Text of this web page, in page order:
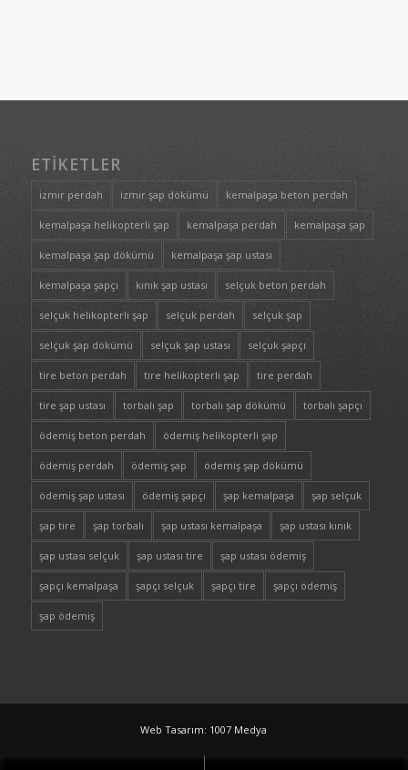
ETIKETLER
izmir perdah izmir şap dökümü kemalpaşa beton perdah
kemalpaşa helikopterli şap kemalpaşa perdah kemalpaşa şap
kemalpaşa şap dökümü kemalpaşa şap ustası
kemalpaşa şapçı kınık şap ustası selçuk beton perdah
selçuk helikopterli şap selçuk perdah selçuk şap
selçuk şap dökümü selçuk şap ustası selçuk şapçı
tire beton perdah tire helikopterli şap tire perdah
tire şap ustası torbalı şap torbalı şap dökümü torbalı şapçı
ödemiş beton perdah ödemiş helikopterli şap
ödemiş perdah ödemiş şap ödemiş şap dökümü
ödemiş şap ustası ödemiş şapçı şap kemalpaşa şap selçuk
şap tire şap torbalı şap ustası kemalpaşa şap ustası kınık
şap ustası selçuk şap ustası tire şap ustası ödemiş
şapçı kemalpaşa şapçı selçuk şapçı tire şapçı ödemiş
şap ödemiş
Web Tasarım: 1007 Medya